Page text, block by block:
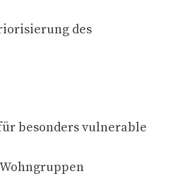
des
besonders vulnerable